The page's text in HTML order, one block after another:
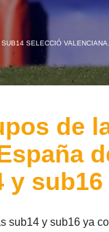
SELECCIÓ VALENCIANA
de
sub14 y sub16 ya